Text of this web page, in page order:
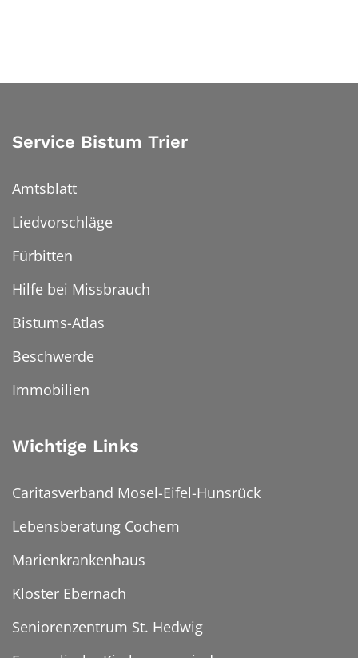
Service Bistum Trier
Amtsblatt
Liedvorschläge
Fürbitten
Hilfe bei Missbrauch
Bistums-Atlas
Beschwerde
Immobilien
Wichtige Links
Caritasverband Mosel-Eifel-Hunsrück
Lebensberatung Cochem
Marienkrankenhaus
Kloster Ebernach
Seniorenzentrum St. Hedwig